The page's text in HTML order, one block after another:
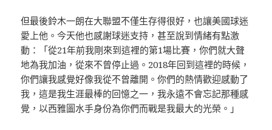
但最後鈴木一朗在大聯盟不僅生存得很好，也讓美國球迷
愛上他。今天他也感謝球迷支持，甚至說到情緒有點激
動：「從21年前我剛來到這裡的第1場比賽，你們就大聲
地為我加油，從來不曾停止過。2018年回到這裡的時候，
你們讓我感覺好像我從不曾離開。你們的熱情歡迎感動了
我，這是我生涯最棒的回憶之一，我永遠不會忘記那種感
覺，以西雅圖水手身份為你們而戰是我最大的光榮。」